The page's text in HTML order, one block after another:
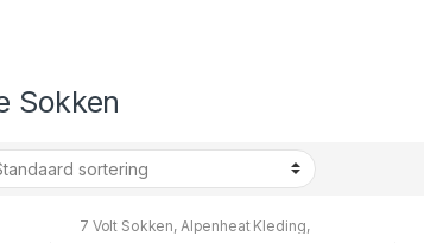
Sokken
7 Volt Sokken, Alpenheat Kleding,